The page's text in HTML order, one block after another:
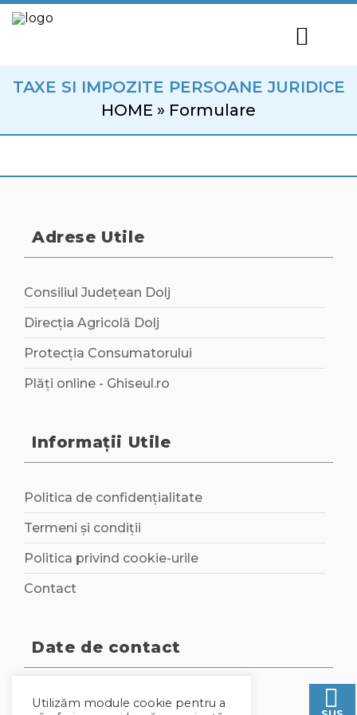
TAXE SI IMPOZITE PERSOANE JURIDICE
HOME » Formulare
Adrese Utile
Consiliul Județean Dolj
Direcția Agricolă Dolj
Protecția Consumatorului
Plăți online - Ghiseul.ro
Informații Utile
Politica de confidențialitate
Termeni și condiții
Politica privind cookie-urile
Contact
Date de contact
0251 377 001
Utilizăm module cookie pentru a